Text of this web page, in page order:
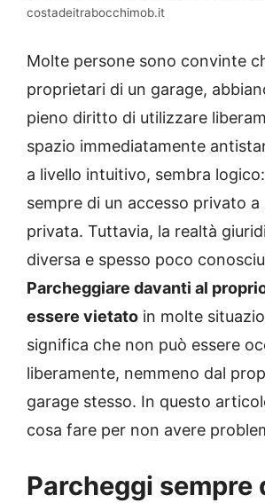
costadeitrabocchimob.it
Molte persone sono convinte
proprietari di un garage,
pieno diritto di utilizzare
spazio immediatamente
a livello intuitivo, sembra
sempre di un accesso privato
privata. Tuttavia, la realtà
diversa e spesso poco
Parcheggiare davanti al
essere vietato in molte
significa che non può essere
liberamente, nemmeno dal
garage stesso. In questo
cosa fare per non avere
Parcheggi sempre